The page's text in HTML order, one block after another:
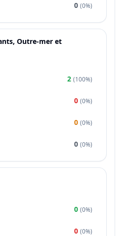
0 (0%)
Outre-mer et
2 (100%)
0 (0%)
0 (0%)
0 (0%)
0 (0%)
0 (0%)